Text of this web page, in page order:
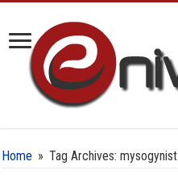
Home » Tag Archives: mysogynist